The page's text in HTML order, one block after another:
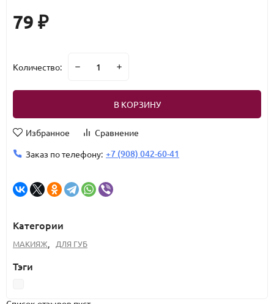
79 ₽
Количество:
В КОРЗИНУ
Избранное
Сравнение
Заказ по телефону: +7 (908) 042-60-41
Категории
МАКИЯЖ, ДЛЯ ГУБ
Тэги